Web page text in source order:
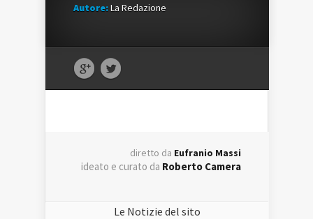
Autore:La Redazione
diretto da Eufranio Massi
ideato e curato da Roberto Camera
Le Notizie del sito